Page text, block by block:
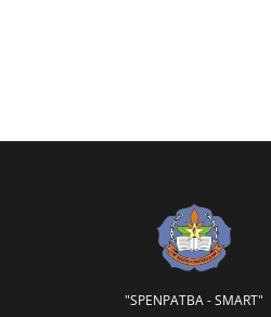
"SPENPATBA - SMART"